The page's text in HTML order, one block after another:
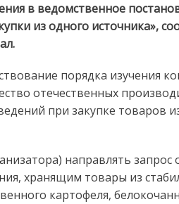
в ведомственное
из одного источника»,
порядка изучения
отечественных
при закупке товаров
направлять
хранящим товары из
картофеля,